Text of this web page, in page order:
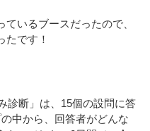
いるブースだったので、
たです！
診断」は、15個の設問に答
中から、回答者がどんな